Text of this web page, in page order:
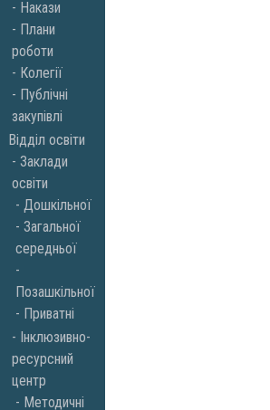
Накази
Плани
роботи
Колегії
Публічні
закупівлі
Відділ освіти
Заклади
освіти
Дошкільної
Загальної
середньої
Позашкільної
Приватні
Інклюзивно-
ресурсний
центр
Методичні